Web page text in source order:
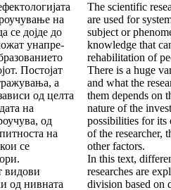
на
се дојде до
унапре­
Постојат
а
од целта
на
од
на
се
видови
од нивната
The scientific
are used for
sub­ject or
knowledge that
rehabilitation of
There is a huge
and what the
them depends on
nature of the
possibilities for its
of the researcher,
other factors.
In this text,
researches are
division based on